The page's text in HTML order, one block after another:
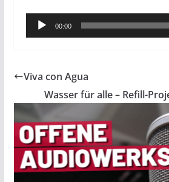
Audio-
Player
00:00
Viva con Agua
Wasser für alle – Refill-